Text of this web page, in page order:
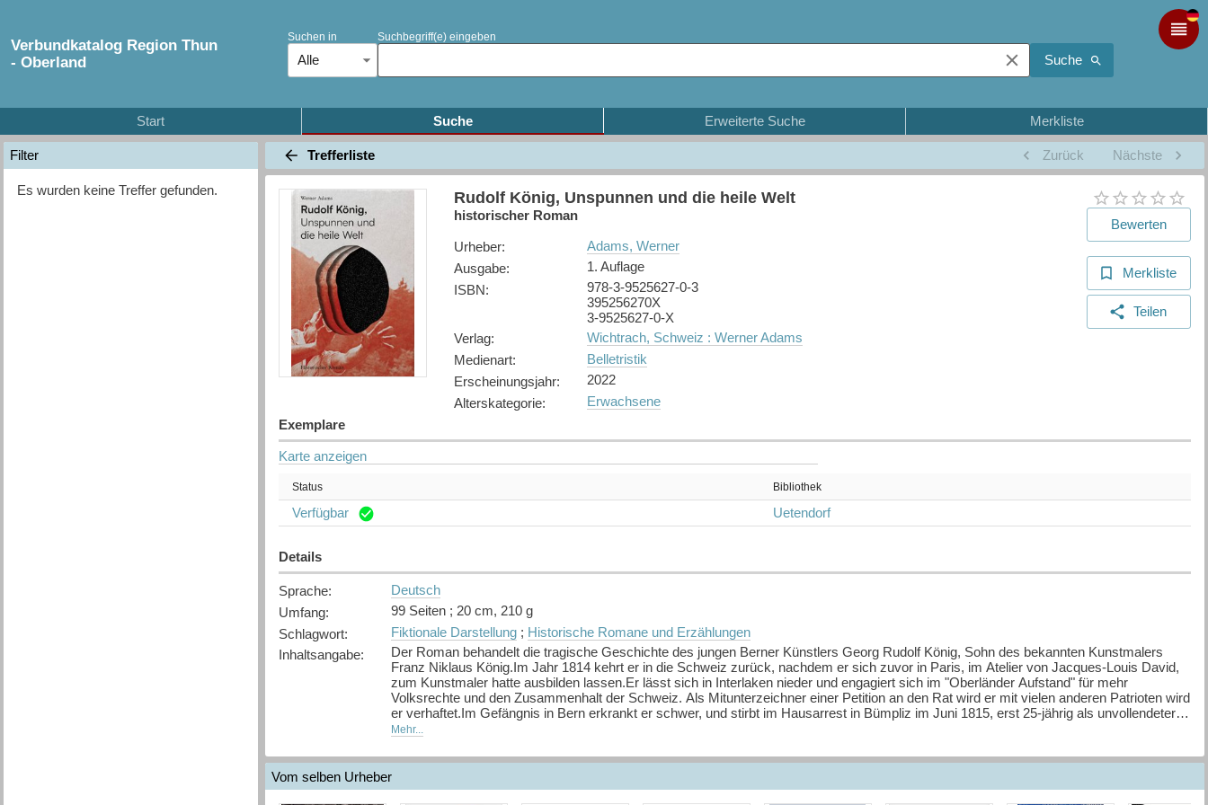
Verbundkatalog Region Thun
- Oberland
Suchen in
Alle
Suchbegriff(e) eingeben
Suche
Start Suche Erweiterte Suche Merkliste
Filter
Es wurden keine Treffer gefunden.
Trefferliste Zurück Nächste
Rudolf König, Unspunnen und die heile Welt
historischer Roman
Urheber:
Adams, Werner
Ausgabe:
1. Auflage
ISBN:
978-3-9525627-0-3
395256270X
3-9525627-0-X
Verlag:
Wichtrach, Schweiz : Werner Adams
Medienart:
Belletristik
Erscheinungsjahr:
2022
Alterskategorie: Erwachsene
Bewerten
Merkliste
Teilen
Exemplare
Karte anzeigen
Status Bibliothek
Verfügbar Uetendorf
Details
Sprache:
Deutsch
Umfang:
99 Seiten ; 20 cm, 210 g
Schlagwort: Fiktionale Darstellung; Historische Romane und Erzählungen
Inhaltsangabe:
Der Roman behandelt die tragische Geschichte des jungen Berner Künstlers Georg Rudolf König, Sohn des bekannten Kunstmalers
Franz Niklaus König.Im Jahr 1814 kehrt er in die Schweiz zurück, nachdem er sich zuvor in Paris, im Atelier von Jacques-Louis David,
zum Kunstmaler hatte ausbilden lassen.Er lässt sich in Interlaken nieder und engagiert sich im "Oberländer Aufstand" für mehr
Volksrechte und den Zusammenhalt der Schweiz. Als Mitunterzeichner einer Petition an den Rat wird er mit vielen anderen Patrioten wird
er verhaftet.Im Gefängnis in Bern erkrankt er schwer, und stirbt im Hausarrest in Bümpliz im Juni 1815, erst 25-jährig als unvollendeter
Künstler. [Quelle: Buchhaus.ch]
Mehr...
Vom selben Urheber